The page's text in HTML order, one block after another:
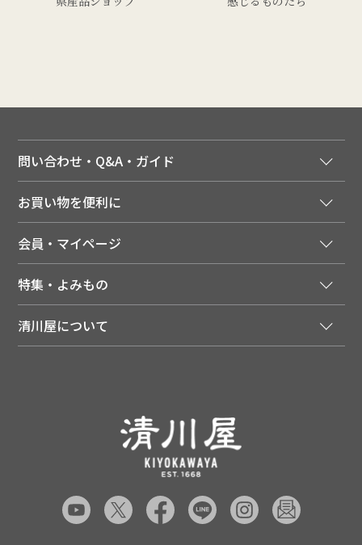
問い合わせ・Q&A・ガイド
ご利用ガイド
領収書について
送料について
配達日について
返品について
よくあるご質問（FAQ）
あんしんの品質保証について（産直品）
品質保証について（通常品）
お買い物を便利に
季節のカタログを無料でお届け
店舗・ECポイント共通アプリ
LINEお友だち登録
会員・マイページ
会員特典について
注文履歴
特集・よみもの
メディア掲載商品
清川屋のレビューを見る
清川屋について